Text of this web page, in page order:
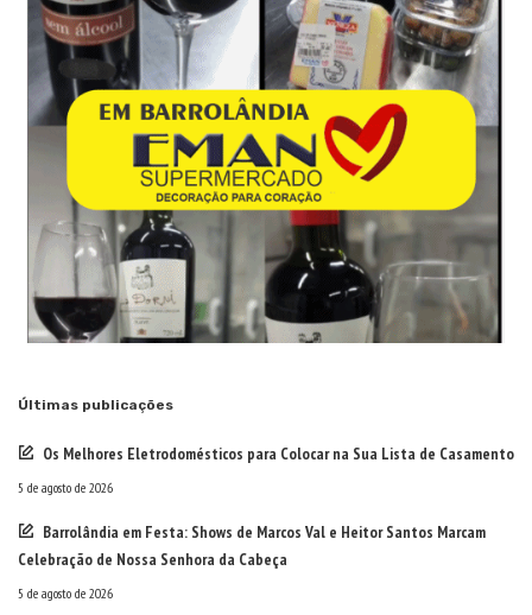
Últimas publicações
Os Melhores Eletrodomésticos para Colocar na Sua Lista de Casamento
5 de agosto de 2026
Barrolândia em Festa: Shows de Marcos Val e Heitor Santos Marcam
Celebração de Nossa Senhora da Cabeça
5 de agosto de 2026